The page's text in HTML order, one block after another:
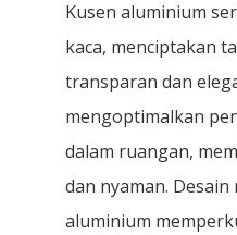
Kusen aluminium
kaca, menciptakan
transparan dan
mengoptimalkan
dalam ruangan,
dan nyaman.
aluminium